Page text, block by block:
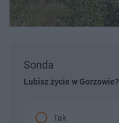
Sonda
Lubisz życie w Gorzowie?
Tak